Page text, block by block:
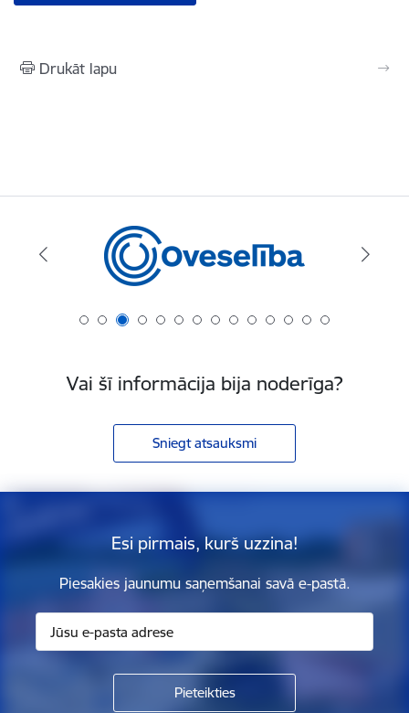
Drukāt lapu
Vai šī informācija bija noderīga?
Sniegt atsauksmi
Esi pirmais, kurš uzzina!
Piesakies jaunumu saņemšanai savā e-pastā.